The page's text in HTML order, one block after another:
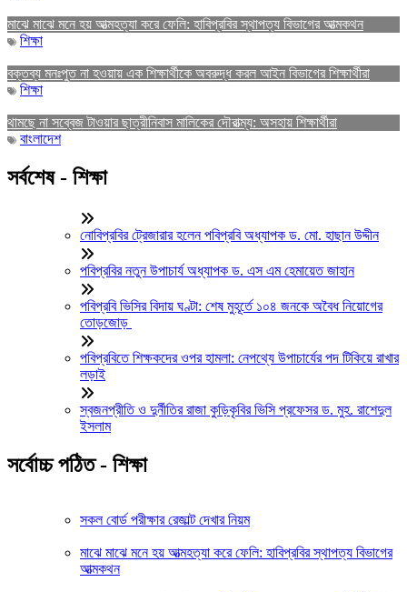
মাঝে মাঝে মনে হয় আত্মহত্যা করে ফেলি: হাবিপ্রবির স্থাপত্য বিভাগের আত্মকথন
শিক্ষা
বক্তব্য মনঃপুত না হওয়ায় এক শিক্ষার্থীকে অবরুদ্ধ করল আইন বিভাগের শিক্ষার্থীরা
শিক্ষা
থামছে না সব্বেজ টাওয়ার ছাত্রীনিবাস মালিকের দৌরাত্ম্য: অসহায় শিক্ষার্থীরা
বাংলাদেশ
সর্বশেষ - শিক্ষা
নোবিপ্রবির ট্রেজারার হলেন পবিপ্রবি অধ্যাপক ড. মো. হাছান উদ্দীন
পবিপ্রবির নতুন উপাচার্য অধ্যাপক ড. এস এম হেমায়েত জাহান
পবিপ্রবি ভিসির বিদায় ঘণ্টা: শেষ মুহূর্তে ১০৪ জনকে অবৈধ নিয়োগের
তোড়জোড়
পবিপ্রবিতে শিক্ষকদের ওপর হামলা: নেপথ্যে উপাচার্যের পদ টিকিয়ে রাখার
লড়াই
স্বজনপ্রীতি ও দুর্নীতির রাজা কুড়িকৃবির ভিসি প্রফেসর ড. মুহ. রাশেদুল
ইসলাম
সর্বোচ্চ পঠিত - শিক্ষা
সকল বোর্ড পরীক্ষার রেজাল্ট দেখার নিয়ম
মাঝে মাঝে মনে হয় আত্মহত্যা করে ফেলি: হাবিপ্রবির স্থাপত্য বিভাগের
আত্মকথন